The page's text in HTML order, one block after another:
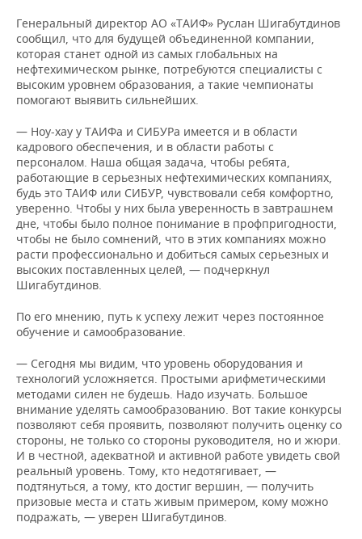
Генеральный директор АО «ТАИФ» Руслан Шигабутдинов
сообщил, что для будущей объединенной компании,
которая станет одной из самых глобальных на
нефтехимическом рынке, потребуются специалисты с
высоким уровнем образования, а такие чемпионаты
помогают выявить сильнейших.
— Ноу-хау у ТАИФа и СИБУРа имеется и в области
кадрового обеспечения, и в области работы с
персоналом. Наша общая задача, чтобы ребята,
работающие в серьезных нефтехимических компаниях,
будь это ТАИФ или СИБУР, чувствовали себя комфортно,
уверенно. Чтобы у них была уверенность в завтрашнем
дне, чтобы было полное понимание в профпригодности,
чтобы не было сомнений, что в этих компаниях можно
расти профессионально и добиться самых серьезных и
высоких поставленных целей, — подчеркнул
Шигабутдинов.
По его мнению, путь к успеху лежит через постоянное
обучение и самообразование.
— Сегодня мы видим, что уровень оборудования и
технологий усложняется. Простыми арифметическими
методами силен не будешь. Надо изучать. Большое
внимание уделять самообразованию. Вот такие конкурсы
позволяют себя проявить, позволяют получить оценку со
стороны, не только со стороны руководителя, но и жюри.
И в честной, адекватной и активной работе увидеть свой
реальный уровень. Тому, кто недотягивает, —
подтянуться, а тому, кто достиг вершин, — получить
призовые места и стать живым примером, кому можно
подражать, — уверен Шигабутдинов.